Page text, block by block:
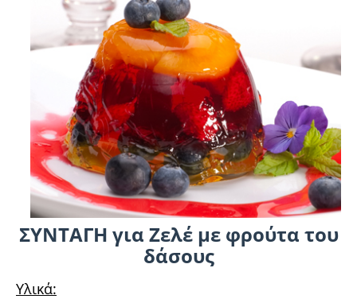
ΣΥΝΤΑΓΗ για Ζελέ με φρούτα του
δάσους
Υλικά: